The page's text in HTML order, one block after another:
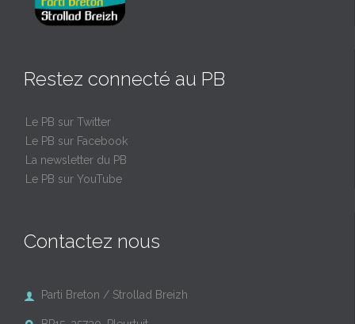
Restez connecté au PB
Le PB sur Twitter
Le PB sur Facebook
La newsletter du PB
Le PB sur YouTube
Contactez nous
 Parti Breton / Strollad Breizh